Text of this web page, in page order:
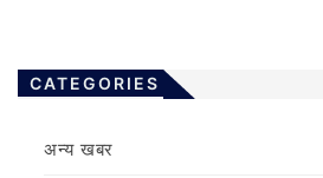
CATEGORIES
अन्य खबर